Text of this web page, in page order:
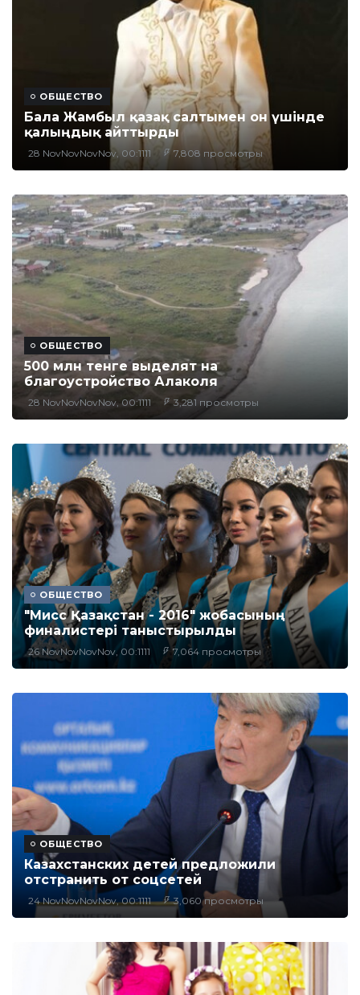
ОБЩЕСТВО
Бала Жамбыл қазақ салтымен он үшінде
қалыңдық айттырды
28 NovNovNovNov, 00:1111 7,808 просмотры
ОБЩЕСТВО
500 млн тенге выделят на
благоустройство Алаколя
28 NovNovNovNov, 00:1111 3,281 просмотры
ОБЩЕСТВО
"Мисс Қазақстан - 2016" жобасының
финалистері таныстырылды
26 NovNovNovNov, 00:1111 7,064 просмотры
ОБЩЕСТВО
Казахстанских детей предложили
отстранить от соцсетей
24 NovNovNovNov, 00:1111 3,060 просмотры